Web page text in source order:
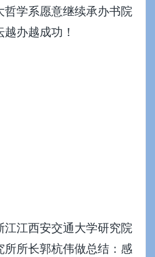
哲学系愿意继续承办书院
办越成功！
江江西安交通大学研究院
所所长郭杭伟做总结：感